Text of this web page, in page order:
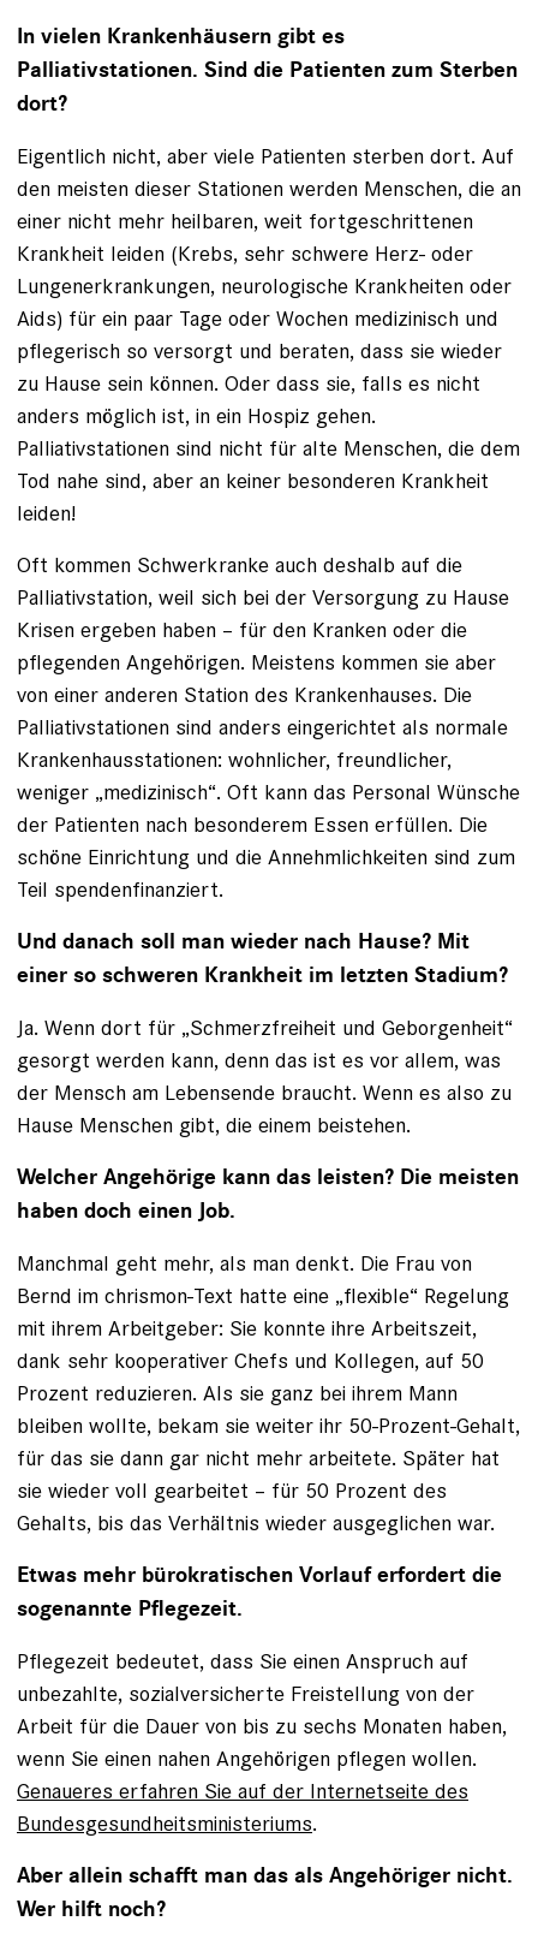
In vielen Krankenhäusern gibt es
Palliativstationen. Sind die Patienten zum Sterben
dort?
Eigentlich nicht, aber viele Patienten sterben dort. Auf
den meisten dieser Stationen werden Menschen, die an
einer nicht mehr heilbaren, weit fortgeschrittenen
Krankheit leiden (Krebs, sehr schwere Herz- oder
Lungenerkrankungen, neurologische Krankheiten oder
Aids) für ein paar Tage oder Wochen medizinisch und
pflegerisch so versorgt und beraten, dass sie wieder
zu Hause sein können. Oder dass sie, falls es nicht
anders möglich ist, in ein Hospiz gehen.
Palliativstationen sind nicht für alte Menschen, die dem
Tod nahe sind, aber an keiner besonderen Krankheit
leiden!
Oft kommen Schwerkranke auch deshalb auf die
Palliativstation, weil sich bei der Versorgung zu Hause
Krisen ergeben haben – für den Kranken oder die
pflegenden Angehörigen. Meistens kommen sie aber
von einer anderen Station des Krankenhauses. Die
Palliativstationen sind anders eingerichtet als normale
Krankenhausstationen: wohnlicher, freundlicher,
weniger „medizinisch“. Oft kann das Personal Wünsche
der Patienten nach besonderem Essen erfüllen. Die
schöne Einrichtung und die Annehmlichkeiten sind zum
Teil spendenfinanziert.
Und danach soll man wieder nach Hause? Mit
einer so schweren Krankheit im letzten Stadium?
Ja. Wenn dort für „Schmerzfreiheit und Geborgenheit“
gesorgt werden kann, denn das ist es vor allem, was
der Mensch am Lebensende braucht. Wenn es also zu
Hause Menschen gibt, die einem beistehen.
Welcher Angehörige kann das leisten? Die meisten
haben doch einen Job.
Manchmal geht mehr, als man denkt. Die Frau von
Bernd im chrismon-Text hatte eine „flexible“ Regelung
mit ihrem Arbeitgeber: Sie konnte ihre Arbeitszeit,
dank sehr kooperativer Chefs und Kollegen, auf 50
Prozent reduzieren. Als sie ganz bei ihrem Mann
bleiben wollte, bekam sie weiter ihr 50-Prozent-Gehalt,
für das sie dann gar nicht mehr arbeitete. Später hat
sie wieder voll gearbeitet – für 50 Prozent des
Gehalts, bis das Verhältnis wieder ausgeglichen war.
Etwas mehr bürokratischen Vorlauf erfordert die
sogenannte Pflegezeit.
Pflegezeit bedeutet, dass Sie einen Anspruch auf
unbezahlte, sozialversicherte Freistellung von der
Arbeit für die Dauer von bis zu sechs Monaten haben,
wenn Sie einen nahen Angehörigen pflegen wollen.
Genaueres erfahren Sie auf der Internetseite des
Bundesgesundheitsministeriums.
Aber allein schafft man das als Angehöriger nicht.
Wer hilft noch?